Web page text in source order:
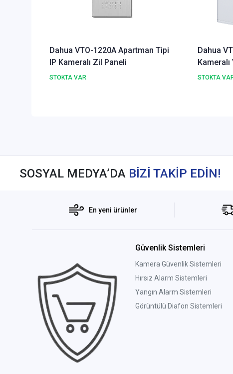
Dahua VTO-1220A Apartman Tipi
IP Kameralı Zil Paneli
STOKTA VAR
Dahua
STOKTA
SOSYAL MEDYA’DA BİZİ TAKİP EDİN!
En yeni ürünler
Güvenlik Sistemleri
Kamera Güvenlik Sistemleri
Hırsız Alarm Sistemleri
Yangın Alarm Sistemleri
Görüntülü Diafon Sistemleri